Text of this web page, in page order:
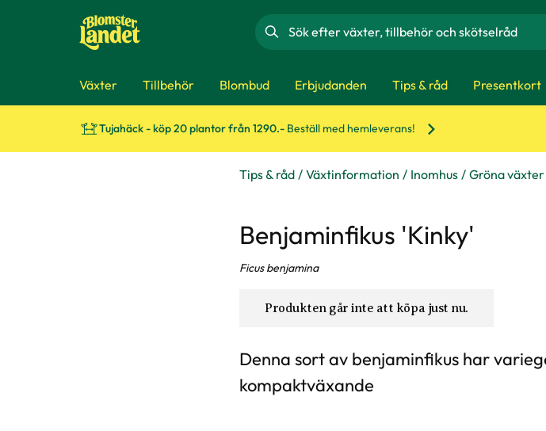
Sök
Växter Tillbehör Blombud Erbjudanden Tips & råd Presentkort
Tujahäck - köp 20 plantor från 1290.- Beställ med hemleverans!
Tips & råd Växtinformation Inomhus Gröna växter
Benjaminfikus 'Kinky'
Ficus benjamina
Produkten går inte att köpa just nu.
Denna sort av benjaminfikus har
kompaktväxande